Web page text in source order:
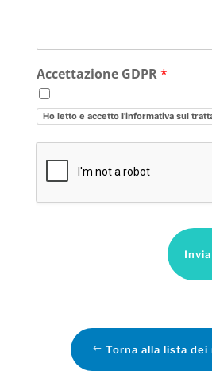
Accettazione GDPR*
Ho letto e accetto l'informativa sul
Torna alla lista dei